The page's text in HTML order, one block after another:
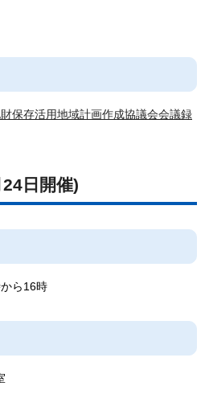
保存活用地域計画作成協議会会議録
日開催)
ら16時